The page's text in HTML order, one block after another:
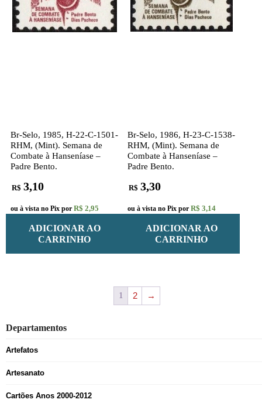
Br-Selo, 1985, H-22-C-1501-
RHM, (Mint). Semana de
Combate à Hanseníase –
Padre Bento.
R$ 3,10
ou à vista no Pix por R$ 2,95
ADICIONAR AO
CARRINHO
Br-Selo, 1986, H-23-C-1538-
RHM, (Mint). Semana de
Combate à Hanseníase –
Padre Bento.
R$ 3,30
ou à vista no Pix por R$ 3,14
ADICIONAR AO
CARRINHO
1 2 →
Departamentos
Artefatos
Artesanato
Cartões Anos 2000-2012